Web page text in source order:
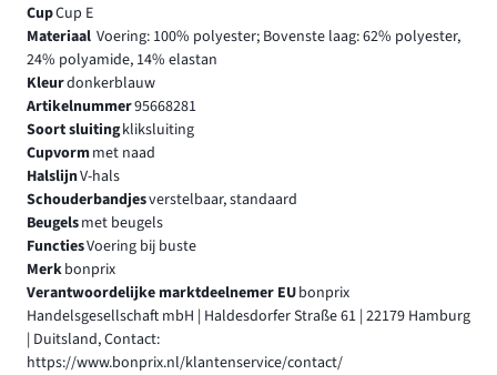
CupCup E
Materiaal Voering: 100% polyester; Bovenste laag: 62% polyester,
24% polyamide, 14% elastan
Kleurdonkerblauw
Artikelnummer95668281
Soort sluitingkliksluiting
Cupvormmet naad
HalslijnV-hals
Schouderbandjesverstelbaar, standaard
Beugelsmet beugels
FunctiesVoering bij buste
Merkbonprix
Verantwoordelijke marktdeelnemer EUbonprix
Handelsgesellschaft mbH | Haldesdorfer Straße 61 | 22179 Hamburg
| Duitsland, Contact:
https://www.bonprix.nl/klantenservice/contact/